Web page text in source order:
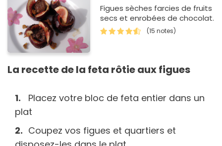
Figues sèches farcies de fruits
secs et enrobées de chocolat.
(15 notes)
La recette de la feta rôtie aux figues
Placez votre bloc de feta entier dans un
plat
Coupez vos figues et quartiers et